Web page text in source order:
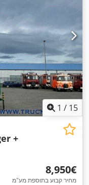
1 / 15
+
‏8,950 ‏€
מחיר קבוע בתוספת מע"מ